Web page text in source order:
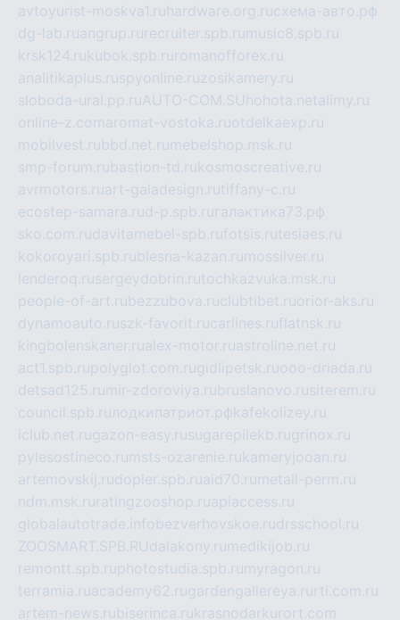
avtoyurist-moskva1.ru hardware.org.ruсхема-авто.рф
dg-lab.ruangrup.ru recruiter.spb.ru music8.spb.ru
krsk124.rukubok.spb.ru romanofforex.ru
analitikaplus.ruspyonline.ruzosikamery.ru
sloboda-ural.pp.ruAUTO-COM.SU hohota.net alimy.ru
online-z.comaromat-vostoka.ruotdelkaexp.ru
mobilvest.rubbd.net.ru mebelshop.msk.ru
smp-forum.rubastion-td.rukosmoscreative.ru
avrmotors.ruart-galadesign.rutiffany-c.ru
ecostep-samara.rud-p.spb.ru галактика73.рф
sko.com.rudavitamebel-spb.rufotsis.rutesiaes.ru
kokoroyari.spb.rublesna-kazan.ru mossilver.ru
lenderoq.rusergeydobrin.rutochkazvuka.msk.ru
people-of-art.rubezzubova.ruclubtibet.ruorior-aks.ru
dynamoauto.ruszk-favorit.rucarlines.ruflatnsk.ru
kingbolenskaner.rualex-motor.ruastroline.net.ru
act1.spb.rupolyglot.com.rugidlipetsk.ruooo-driada.ru
detsad125.ru mir-zdoroviya.rubruslanovo.rusiterem.ru
council.spb.ruлодкипатриот.рфkafekolizey.ru
iclub.net.rugazon-easy.rusugarepilekb.rugrinox.ru
pylesostineco.ru msts-ozarenie.rukameryjooan.ru
artemovskij.rudopler.spb.ruaid70.ru metall-perm.ru
ndm.msk.ru ratingzooshop.ruapiaccess.ru
globalautotrade.info bezverhovskoe.rudrsschool.ru
ZOOSMART.SPB.RUdalakony.ru medikijob.ru
remontt.spb.ruphotostudia.spb.ru myragon.ru
terramia.ruacademy62.rugardengallereya.ru rti.com.ru
artem-news.rubiserinca.rukrasnodarkurort.com